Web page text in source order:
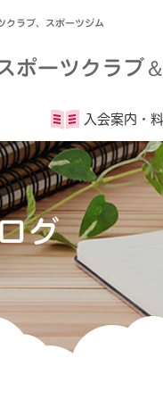
クラブ、スポーツジム
ポーツクラブ＆
入会案内・
グ